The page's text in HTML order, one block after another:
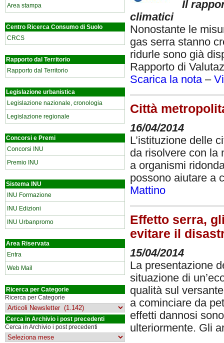
Area stampa
Centro Ricerca Consumo di Suolo
CRCS
Rapporto dal Territorio
Rapporto dal Territorio
Legislazione urbanistica
Legislazione nazionale, cronologia
Legislazione regionale
Concorsi e Premi
Concorsi INU
Premio INU
Sistema INU
INU Formazione
INU Edizioni
INU Urbanpromo
Area Riservata
Entra
Web Mail
Ricerca per Categorie
Ricerca per Categorie
Cerca in Archivio i post precedenti
Cerca in Archivio i post precedenti
Il
climatici
Nonostante le
gas serra stanno
ridurle sono già
Rapporto di
Scarica la nota –
Città
16/04/2014
L’istituzione delle
da risolvere con la
a organismi
possono aiutare a
Mattino
Effetto serra,
evitare il
15/04/2014
La presentazione
situazione di
qualità sul
a cominciare da
effetti dannosi
ulteriormente. Gli